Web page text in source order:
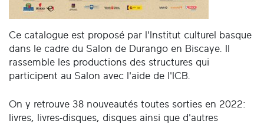
Ce catalogue est proposé par l'Institut culturel basque
dans le cadre du Salon de Durango en Biscaye. Il
rassemble les productions des structures qui
participent au Salon avec l'aide de l'ICB.
On y retrouve 38 nouveautés toutes sorties en 2022:
livres, livres-disques, disques ainsi que d'autres